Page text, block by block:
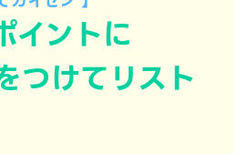
イントに
つけてリスト